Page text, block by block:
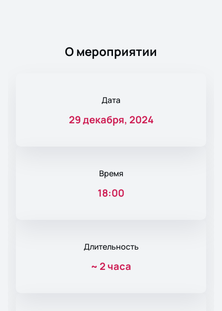
О мероприятии
Дата
29 декабря, 2024
Время
18:00
Длительность
~ 2 часа